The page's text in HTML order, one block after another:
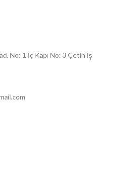
No: 1 İç Kapı No: 3 Çetin İş